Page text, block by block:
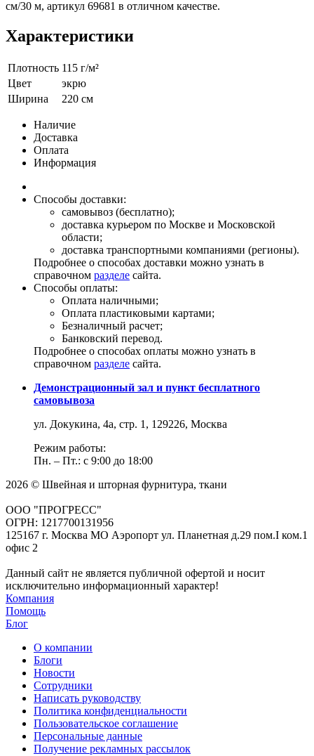
см/30 м, артикул 69681 в отличном качестве.
Характеристики
Плотность 115 г/м²
Цвет
экрю
Ширина
220 см
Наличие
Доставка
Оплата
Информация
Способы доставки:
самовывоз (бесплатно);
доставка курьером по Москве и Московской
области;
доставка транспортными компаниями (регионы).
Подробнее о способах доставки можно узнать в
справочном разделе сайта.
Способы оплаты:
Оплата наличными;
Оплата пластиковыми картами;
Безналичный расчет;
Банковский перевод.
Подробнее о способах оплаты можно узнать в
справочном разделе сайта.
Демонстрационный зал и пункт бесплатного
самовывоза
ул. Докукина, 4а, стр. 1, 129226, Москва
Режим работы:
Пн. – Пт.: с 9:00 до 18:00
2026 © Швейная и шторная фурнитура, ткани
ООО "ПРОГРЕСС"
ОГРН: 1217700131956
125167 г. Москва МО Аэропорт ул. Планетная д.29 пом.I ком.1
офис 2
Данный сайт не является публичной офертой и носит
исключительно информационный характер!
Компания
Помощь
Блог
О компании
Блоги
Новости
Сотрудники
Написать руководству
Политика конфиденциальности
Пользовательское соглашение
Персональные данные
Получение рекламных рассылок